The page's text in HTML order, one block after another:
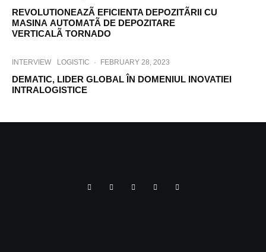
REVOLUTIONEAZÃ EFICIENTA DEPOZITÃRII CU
MASINA AUTOMATÃ DE DEPOZITARE
VERTICALÃ TORNADO
INTERVIEW LOGISTIC · FEBRUARY 28, 2023
DEMATIC, LIDER GLOBAL ÎN DOMENIUL INOVATIEI
INTRALOGISTICE